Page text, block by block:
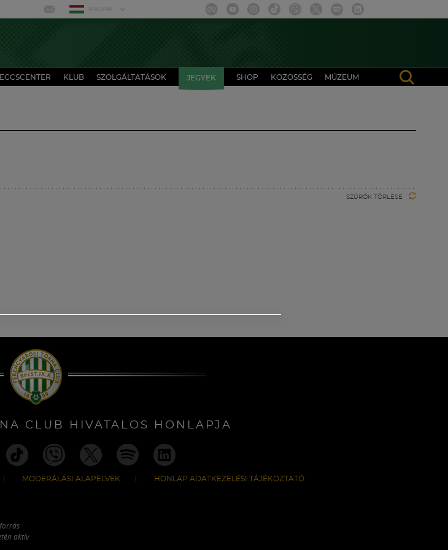
MAGYAR
KLUB SZOLGÁLTATÁSOK JEGYEK SHOP KÖZÖSSÉG MÚZEUM
SZŰRŐK TÖRLÉSE
CLUB HIVATALOS HONLAPJA
MODERÁLÁSI ALAPELVEK HONLAP ADATKEZELÉSI TÁJÉKOZTATÓ
aktív